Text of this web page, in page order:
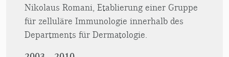
Nikolaus Romani, Etablierung einer Gruppe
für zelluläre Immunologie innerhalb des
Departments für Dermatologie.